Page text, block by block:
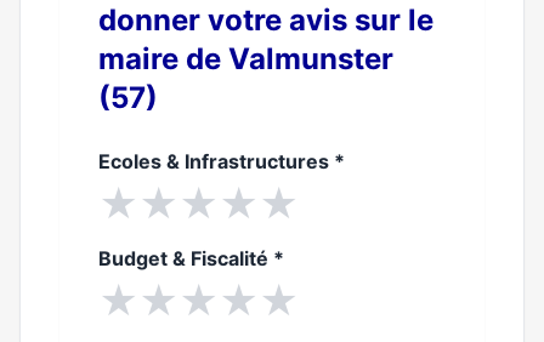
donner votre avis sur le
maire de Valmunster
(57)
Ecoles & Infrastructures *
★★★★★
Budget & Fiscalité *
★★★★★